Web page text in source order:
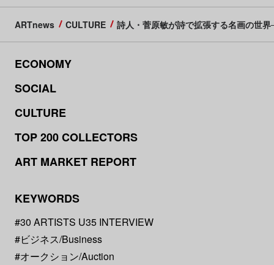
ARTnews CULTURE 詩人・菅原敏が詩で拡張する名画の世
ECONOMY
SOCIAL
CULTURE
TOP 200 COLLECTORS
ART MARKET REPORT
KEYWORDS
#30 ARTISTS U35 INTERVIEW
#ビジネス/Business
#オークション/Auction